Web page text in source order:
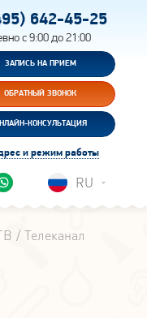
642-45-25
с 9:00 до 21:00
ЗАПИСЬ НА ПРИЕМ
ОБРАТНЫЙ ЗВОНОК
КОНСУЛЬТАЦИЯ
и режим работы
RU
Телеканал